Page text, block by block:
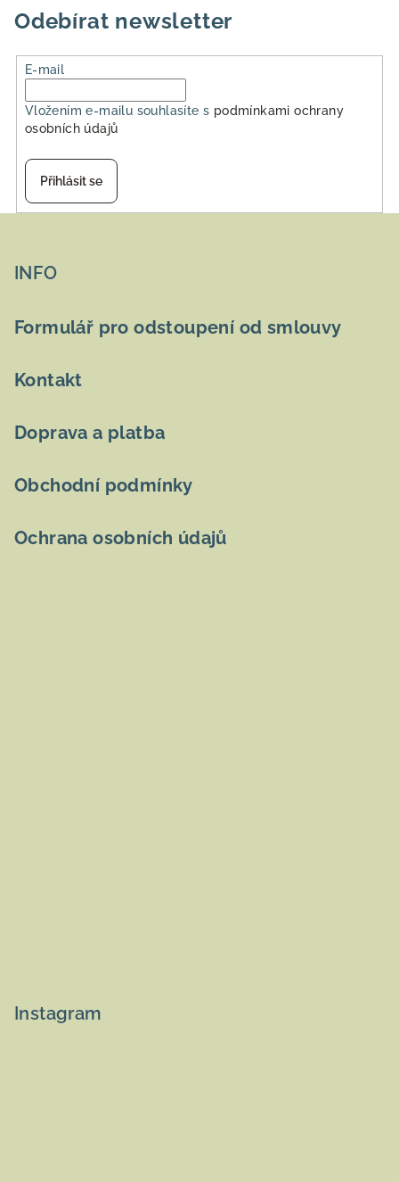
hvězdiček.
Odebírat newsletter
E-mail
Vložením e-mailu souhlasíte s podmínkami ochrany
osobních údajů
Přihlásit se
INFO
Formulář pro odstoupení od smlouvy
Kontakt
Doprava a platba
Obchodní podmínky
Ochrana osobních údajů
Instagram